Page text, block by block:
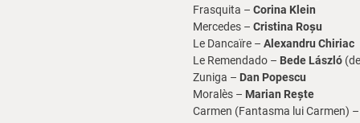
Frasquita – Corina Klein
Mercedes – Cristina Roșu
Le Dancaïre – Alexandru Chiriac
Le Remendado – Bede László
Zuniga – Dan Popescu
Moralès – Marian Rește
Carmen (Fantasma lui Carmen) –